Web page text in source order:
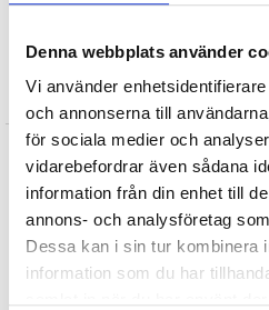
Denna webbplats använder
Vi använder
och annonserna till
för sociala medier och
vidarebefordrar även sådana
information från din enhet till
annons- och analysföretag
Dessa kan i sin tur kombinera
information som du har
serieförlaget DC Comics. Nu
Han har skrivit många böcker,
och
Läs mer
Böcker från